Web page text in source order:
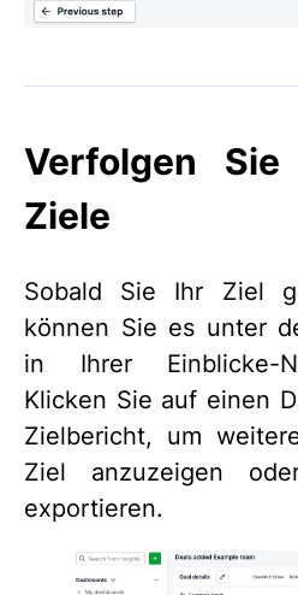
Verfolgen
Ziele
Sobald Sie Ihr Ziel
können Sie es unter
in Ihrer Einblicke-
Klicken Sie auf einen
Zielbericht, um
Ziel anzuzeigen
exportieren.